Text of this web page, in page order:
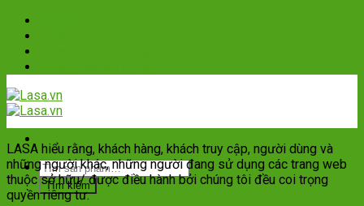
Skip
content
Tìm
kiếm:
Tìm kiếm
LASA hiểu rằng, khách hàng, khách truy cập, người dùng và
những người khác, những người đang sử dụng các trang web
thuộc sở hữu/ được điều hành bởi chúng tôi đều coi trọng
quyền riêng tư.